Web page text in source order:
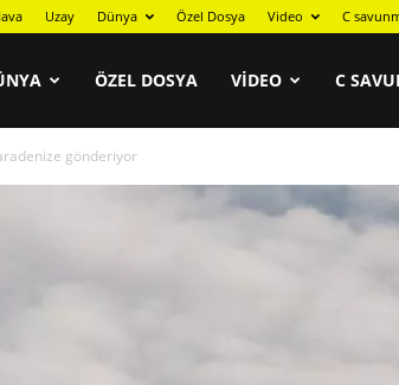
Uzay Dünya Özel Dosya Video C
ÖZEL DOSYA VIDEO C
gönderiyor